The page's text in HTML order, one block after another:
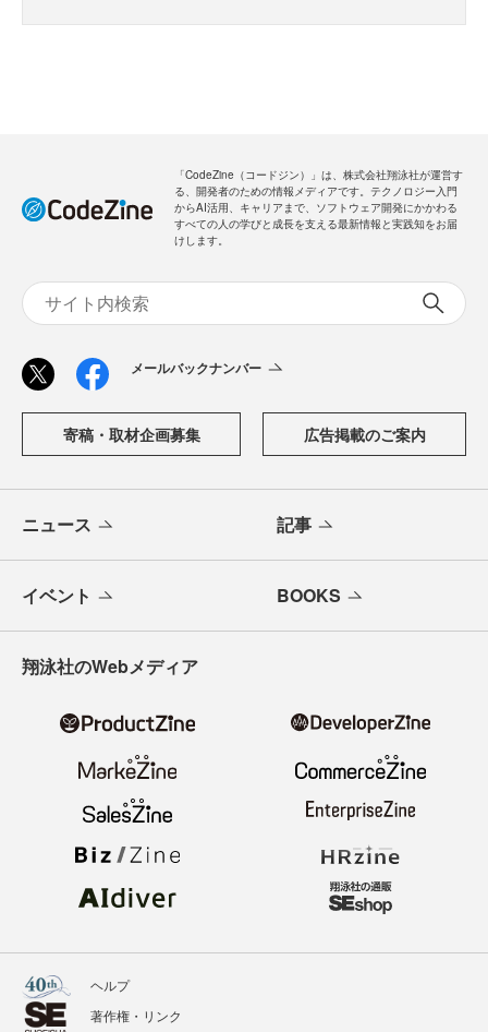
「CodeZine（コードジン）」は、株式会社翔泳社が運営す
る、開発者のための情報メディアです。テクノロジー入門
からAI活用、キャリアまで、ソフトウェア開発にかかわる
すべての人の学びと成長を支える最新情報と実践知をお届
けします。
メールバックナンバー
寄稿・取材企画募集 広告掲載のご案内
ニュース 記事
イベント BOOKS
翔泳社のWebメディア
ヘルプ
著作権・リンク